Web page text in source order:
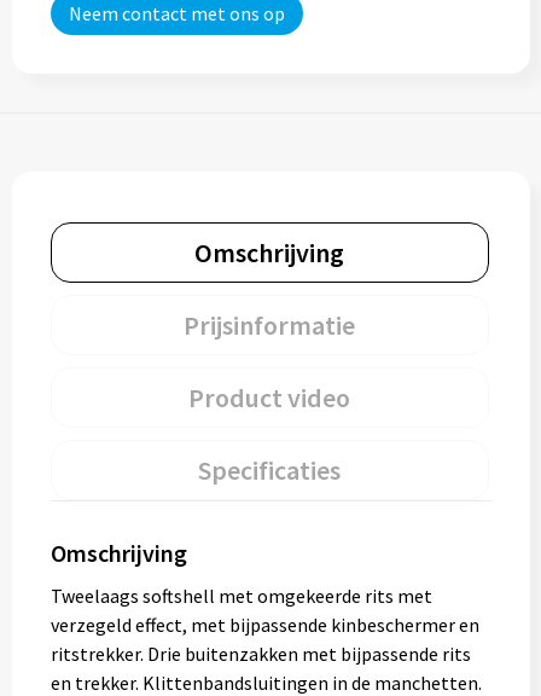
Neem contact met ons op
Omschrijving
Prijsinformatie
Product video
Specificaties
Omschrijving
Tweelaags softshell met omgekeerde rits met
verzegeld effect, met bijpassende kinbeschermer en
ritstrekker. Drie buitenzakken met bijpassende rits
en trekker. Klittenbandsluitingen in de manchetten.